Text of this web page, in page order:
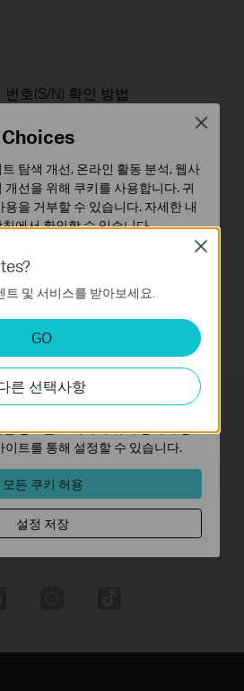
호(S/N) 확인 방법
개선하는 방법
views
호를 찾는 방법
버전을 확인하는 방법
가입하기
및 서비스를 받아보세요.
GO
른 선택사항
Close
탐색 개선, 온라인 활동 분석, 웹사
선을 위해 쿠키를 사용합니다. 귀
을 거부할 수 있습니다. 자세한 내
침에서 확인할 수 있습니다.
동하는 데 필요하며 사용자의 시
없습니다.
기능을 개선하고 조정하기 위해
활동을 분석하는 데 사용하는 쿠키
관심사에 대한 프로필을 생성하고
광고를 표시하기 위해 당사의 광
이트를 통해 설정할 수 있습니다.
모든 쿠키 허용
설정 저장
Close